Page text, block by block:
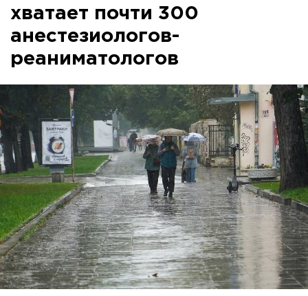
хватает почти 300
анестезиологов-
реаниматологов